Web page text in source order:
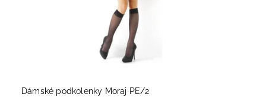
Dámské podkolenky Moraj PE/2